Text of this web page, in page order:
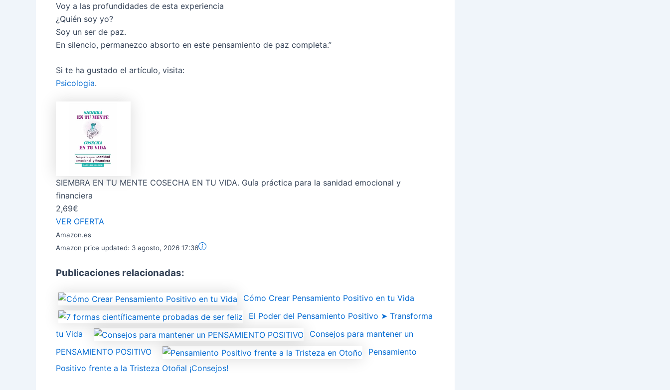
Voy a las profundidades de esta experiencia
¿Quién soy yo?
Soy un ser de paz.
En silencio, permanezco absorto en este pensamiento de paz completa.”
Si te ha gustado el artículo, visita:
Psicologia.
SIEMBRA EN TU MENTE COSECHA EN TU VIDA. Guía práctica para la sanidad emocional y
financiera
2,69€
VER OFERTA
Amazon.es
Amazon price updated: 3 agosto, 2026 17:36
Publicaciones relacionadas:
Cómo Crear Pensamiento Positivo en tu Vida
El Poder del Pensamiento Positivo ➤ Transforma
tu Vida
Consejos para mantener un
PENSAMIENTO POSITIVO
Pensamiento
Positivo frente a la Tristeza Otoñal ¡Consejos!